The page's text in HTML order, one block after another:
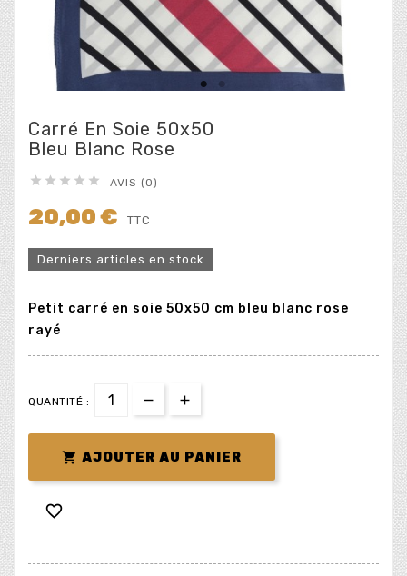
Carré En Soie 50x50
Bleu Blanc Rose
     AVIS (0)
20,00 € TTC
Derniers articles en stock
Petit carré en soie 50x50 cm bleu blanc rose
rayé
QUANTITÉ :
 AJOUTER AU PANIER
